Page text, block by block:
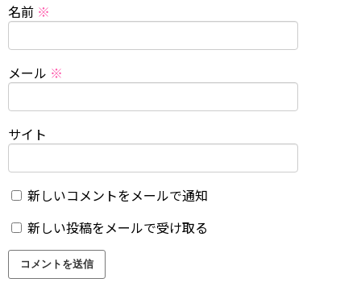
名前 ※
メール ※
サイト
新しいコメントをメールで通知
新しい投稿をメールで受け取る